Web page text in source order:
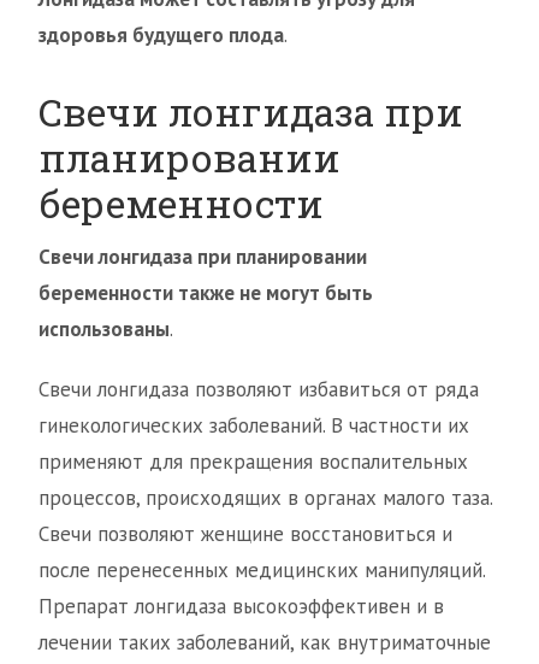
здоровья будущего плода.
Свечи лонгидаза при
планировании
беременности
Свечи лонгидаза при планировании
беременности также не могут быть
использованы.
Свечи лонгидаза позволяют избавиться от ряда
гинекологических заболеваний. В частности их
применяют для прекращения воспалительных
процессов, происходящих в органах малого таза.
Свечи позволяют женщине восстановиться и
после перенесенных медицинских манипуляций.
Препарат лонгидаза высокоэффективен и в
лечении таких заболеваний, как внутриматочные